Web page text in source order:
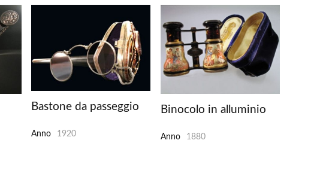
Bastone da passeggio
Anno 1920
Binocolo in alluminio
Anno 1880